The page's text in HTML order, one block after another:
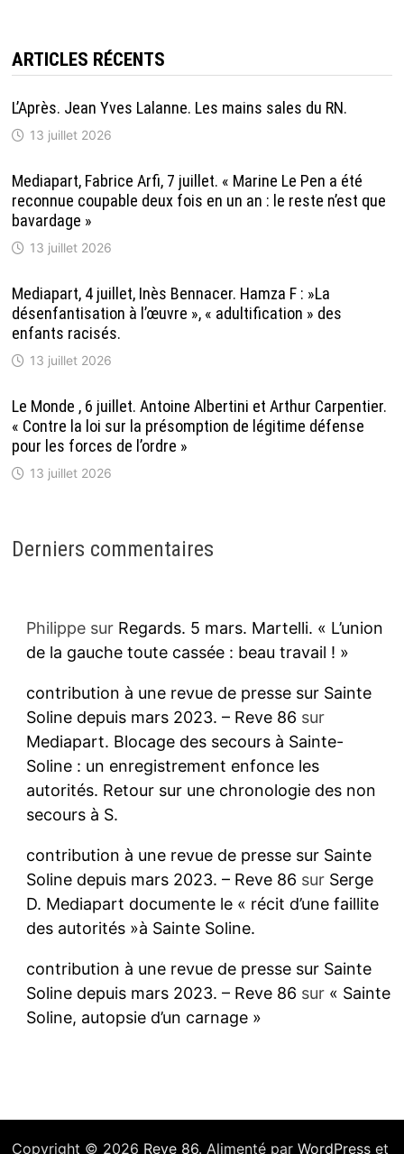
ARTICLES RÉCENTS
L’Après. Jean Yves Lalanne. Les mains sales du RN.
13 juillet 2026
Mediapart, Fabrice Arfi, 7 juillet. « Marine Le Pen a été
reconnue coupable deux fois en un an : le reste n’est que
bavardage »
13 juillet 2026
Mediapart, 4 juillet, Inès Bennacer. Hamza F : »La
désenfantisation à l’œuvre », « adultification » des
enfants racisés.
13 juillet 2026
Le Monde , 6 juillet. Antoine Albertini et Arthur Carpentier.
« Contre la loi sur la présomption de légitime défense
pour les forces de l’ordre »
13 juillet 2026
Derniers commentaires
Philippesur Regards. 5 mars. Martelli. « L’union
de la gauche toute cassée : beau travail ! »
contribution à une revue de presse sur Sainte
Soline depuis mars 2023. – Reve 86 sur
Mediapart. Blocage des secours à Sainte-
Soline : un enregistrement enfonce les
autorités. Retour sur une chronologie des non
secours à S.
contribution à une revue de presse sur Sainte
Soline depuis mars 2023. – Reve 86 sur Serge
D. Mediapart documente le « récit d’une faillite
des autorités »à Sainte Soline.
contribution à une revue de presse sur Sainte
Soline depuis mars 2023. – Reve 86 sur « Sainte
Soline, autopsie d’un carnage »
Copyright © 2026 Reve 86. Alimenté par WordPresset